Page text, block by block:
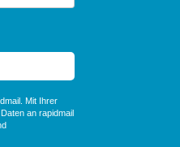
Mit Ihrer
an rapidmail